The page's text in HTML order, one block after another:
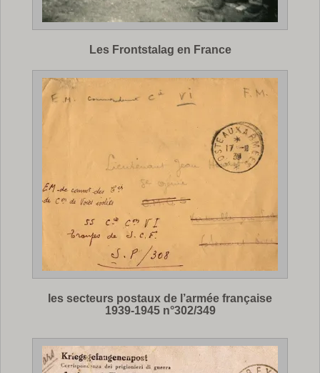
Les Frontstalag en France
les secteurs postaux de l’armée française
1939-1945 n°302/349